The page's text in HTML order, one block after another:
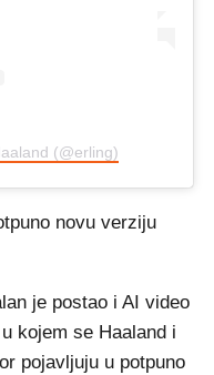
(@erling)
novu verziju
je postao i AI video
kojem se Haaland i
pojavljuju u potpuno